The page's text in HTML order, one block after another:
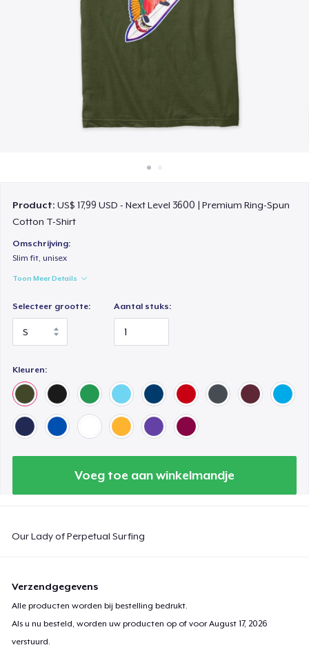
Verkoop overal
Product:US$ 17,99 USD - Next Level 3600 | Premium Ring-Spun
Cotton T-Shirt
Omschrijving:
Slim fit, unisex
Toon Meer Details
Selecteer grootte: Aantal stuks:
Kleuren:
Voeg toe aan winkelmandje
Our Lady of Perpetual Surfing
Verzendgegevens
Alle producten worden bij bestelling bedrukt.
Als u nu besteld, worden uw producten op of voorAugust 17, 2026
verstuurd.